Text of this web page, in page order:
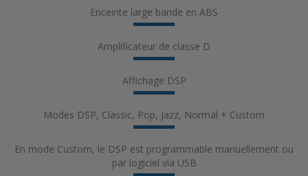
Enceinte large bande en ABS
Amplificateur de classe D
Affichage DSP
Modes DSP, Classic, Pop, Jazz, Normal + Custom
En mode Custom, le DSP est programmable manuellement ou
par logiciel via USB